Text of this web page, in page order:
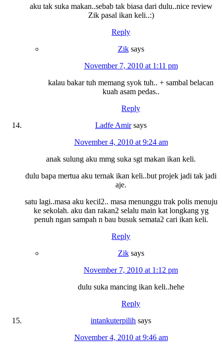
aku tak suka makan..sebab tak biasa dari dulu..nice review
Zik pasal ikan keli..:)
Reply
Zik says
November 7, 2010 at 1:11 pm
kalau bakar tuh memang syok tuh.. + sambal belacan
kuah asam pedas..
Reply
Ladfe Amir says
November 4, 2010 at 9:24 am
anak sulung aku mmg suka sgt makan ikan keli.
dulu bapa mertua aku ternak ikan keli..but projek jadi tak jadi
aje.
satu lagi..masa aku kecil2.. masa menunggu trak polis menuju
ke sekolah. aku dan rakan2 selalu main kat longkang yg
penuh ngan sampah n bau busuk semata2 cari ikan keli.
Reply
Zik says
November 7, 2010 at 1:12 pm
dulu suka mancing ikan keli..hehe
Reply
intankuterpilih says
November 4, 2010 at 9:46 am